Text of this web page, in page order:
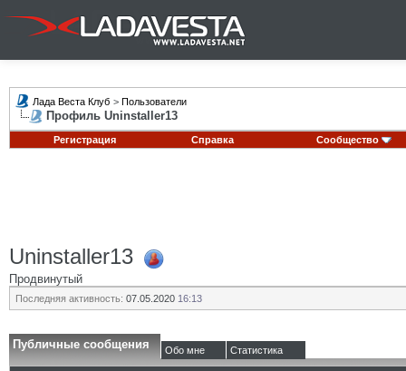
Лада Веста Клуб > Пользователи
Профиль Uninstaller13
Регистрация Справка Сообщество
Uninstaller13
Продвинутый
Последняя активность: 07.05.2020 16:13
Публичные сообщения Обо мне Статистика